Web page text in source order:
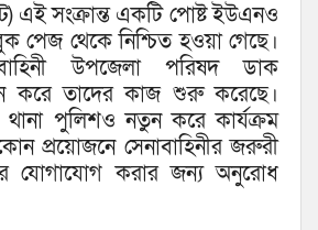
এই সংক্রান্ত একটি পোষ্ট ইউএনও
পেজ থেকে নিশ্চিত হওয়া গেছে।
উপজেলা পরিষদ ডাক
করে তাদের কাজ শুরু করেছে।
থানা পুলিশও নতুন করে কার্যক্রম
প্রয়োজনে সেনাবাহিনীর জরুরী
যোগাযোগ করার জন্য অনুরোধ